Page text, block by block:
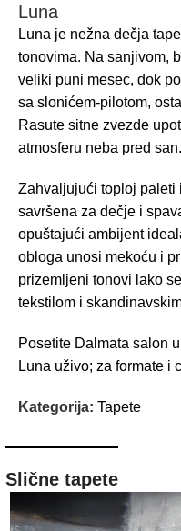
Luna
Luna je nežna dečja
tonovima. Na sanjivom,
veliki puni mesec, dok
sa slonićem-pilotom,
Rasute sitne zvezde
atmosferu neba pred san.
Zahvaljujući toploj paleti
savršena za dečje i
opuštajući ambijent
obloga unosi mekoću i
prizemljeni tonovi lako
tekstilom i
Posetite Dalmata salon
Luna uživo; za formate
Kategorija: Tapete
Slične tapete